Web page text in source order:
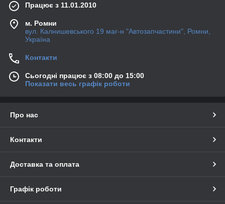
Працює з 11.01.2010
м. Ромни
вул. Калнишевського 19 маг-н "Автозапчастини", Ромни,
Україна
Контакти
Сьогодні працює з 08:00 до 15:00
Показати весь графік роботи
Про нас
Контакти
Доставка та оплата
Графік роботи